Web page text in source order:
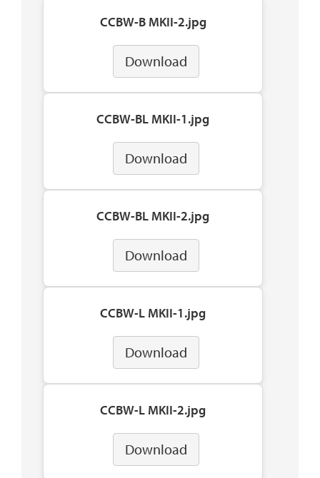
CCBW-B MKII-2.jpg
Download
CCBW-BL MKII-1.jpg
Download
CCBW-BL MKII-2.jpg
Download
CCBW-L MKII-1.jpg
Download
CCBW-L MKII-2.jpg
Download